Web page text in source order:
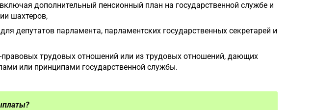
дополнительный пенсионный план на государственной службе и
шахтеров,
депутатов парламента, парламентских государственных секретарей и
трудовых отношений или из трудовых отношений, дающих
или принципами государственной службы.